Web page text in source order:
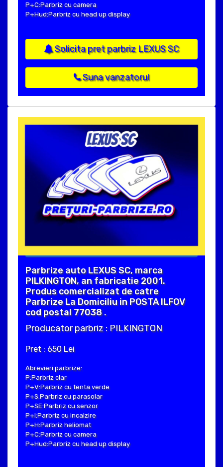
P+C:Parbriz cu camera
P+Hud:Parbriz cu head up display
Solicita pret parbriz LEXUS SC
Suna vanzatorul
Parbrize auto LEXUS SC, marca
PILKINGTON, an fabricatie 2001.
Produs comercializat de catre
Parbrize La Domiciliu in POSTA ILFOV
cod postal 77038 .
Producator parbriz : PILKINGTON
Pret : 650 Lei
Abrevieri parbrize:
P:Parbriz clar
P+V:Parbriz cu tenta verde
P+S:Parbriz cu parasolar
P+SE:Parbriz cu senzor
P+I:Parbriz cu incalzire
P+H:Parbriz heliomat
P+C:Parbriz cu camera
P+Hud:Parbriz cu head up display